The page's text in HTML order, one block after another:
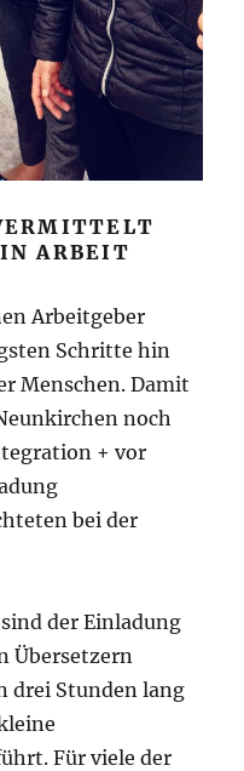
ARBEIT
Arbeitgeber
Schritte hin
Menschen. Damit
noch
+ vor
bei der
der Einladung
Übersetzern
drei Stunden lang
Für viele der